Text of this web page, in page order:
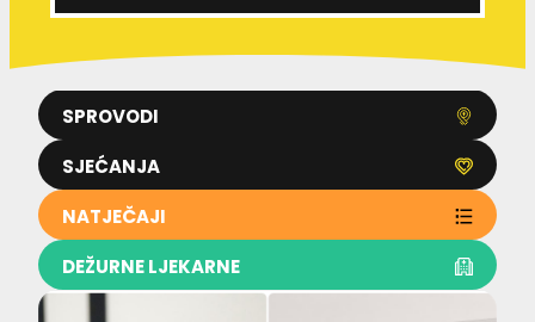
SPROVODI
SJEĆANJA
NATJEČAJI
DEŽURNE LJEKARNE